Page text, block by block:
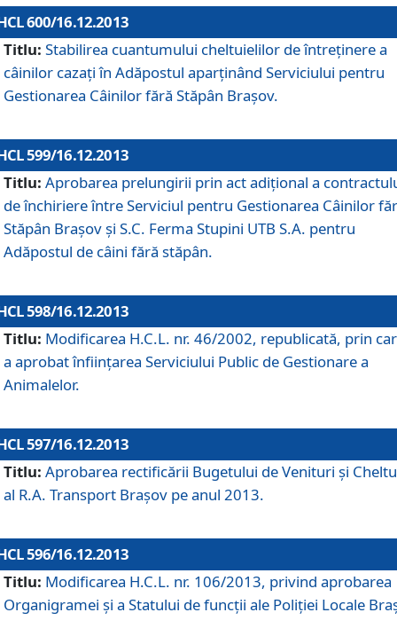
600/16.12.2013
Titlu: Stabilirea cuantumului cheltuielilor de întreţinere a
câinilor cazaţi în Adăpostul aparţinând Serviciului pentru
Gestionarea Câinilor fără Stăpân Braşov.
599/16.12.2013
Titlu: Aprobarea prelungirii prin act adiţional a
de închiriere între Serviciul pentru Gestionarea Câinilor
Stăpân Braşov şi S.C. Ferma Stupini UTB S.A. pentru
Adăpostul de câini fără stăpân.
598/16.12.2013
Titlu: Modificarea H.C.L. nr. 46/2002, republicată, prin
a aprobat înfiinţarea Serviciului Public de Gestionare a
Animalelor.
597/16.12.2013
Titlu: Aprobarea rectificării Bugetului de Venituri şi
al R.A. Transport Braşov pe anul 2013.
596/16.12.2013
Titlu: Modificarea H.C.L. nr. 106/2013, privind aprobarea
Organigramei şi a Statului de funcţii ale Poliţiei Locale